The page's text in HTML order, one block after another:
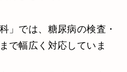
」では、糖尿病の検査・
で幅広く対応していま